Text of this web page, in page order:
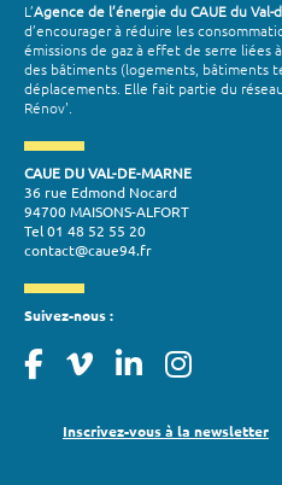
L’Agence de l’énergie du CAUE du Val-
d’encourager à réduire les
émissions de gaz à effet de serre liées
des bâtiments (logements, bâtiments
déplacements. Elle fait partie du
Rénov'.
CAUE DU VAL-DE-MARNE
36 rue Edmond Nocard
94700 MAISONS-ALFORT
Tel 01 48 52 55 20
contact@caue94.fr
Suivez-nous :
Inscrivez-vous à la newsletter